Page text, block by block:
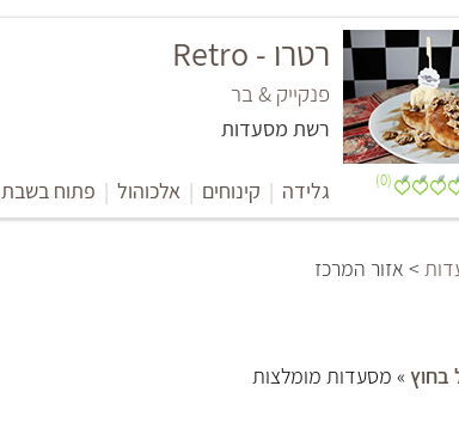
(0)
רטרו - Retro
פנקייק & בר
רשת מסעדות
גלידה | קינוחים | אלכוהול | פתוח בשבת
> אזור המרכז
בחוץ » מסעדות מומלצות